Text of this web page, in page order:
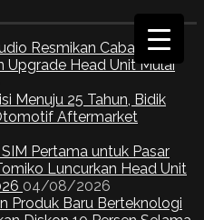
Resmikan Cabang
Upgrade Head Unit Mulai
Menuju 25 Tahun, Bidik
Aftermarket
Pertama untuk Pasar
Luncurkan Head Unit
04/08/2026
Produk Baru Berteknologi